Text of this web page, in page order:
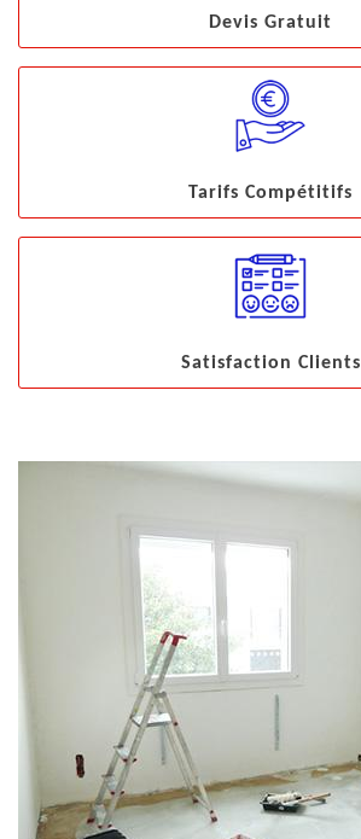
Devis Gratuit
Tarifs Compétitifs
Satisfaction Clients